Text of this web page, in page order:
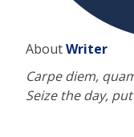
AboutWriter
Carpe diem,
Seize the day,